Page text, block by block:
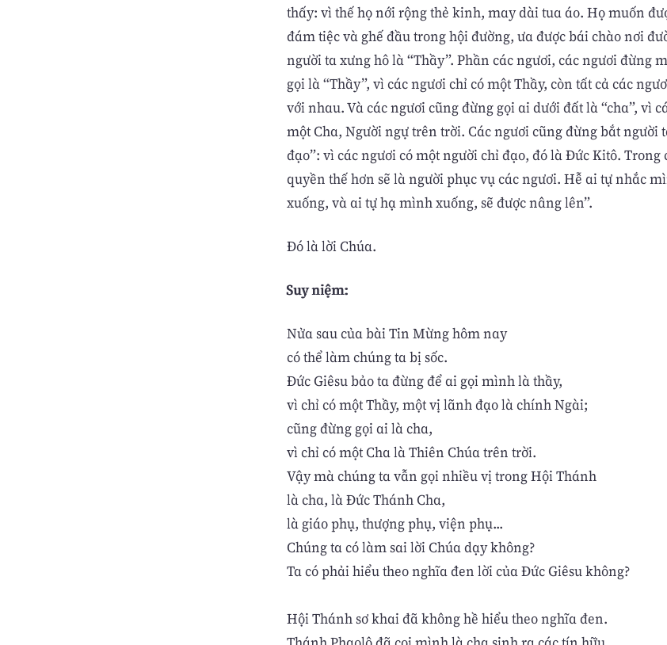
thấy: vì thế họ nới rộng thẻ kinh, may dài tua áo. Họ muốn
đám tiệc và ghế đầu trong hội đường, ưa được bái chào nơi
người ta xưng hô là “Thầy”. Phần các ngươi, các ngươi đừng
gọi là “Thầy”, vì các ngươi chỉ có một Thầy, còn tất cả các
với nhau. Và các ngươi cũng đừng gọi ai dưới đất là “cha”, vì
một Cha, Người ngự trên trời. Các ngươi cũng đừng bắt người
đạo”: vì các ngươi có một người chỉ đạo, đó là Ðức Kitô. Trong
quyền thế hơn sẽ là người phục vụ các ngươi. Hễ ai tự nhắc
xuống, và ai tự hạ mình xuống, sẽ được nâng lên”.
Ðó là lời Chúa.
Suy niệm:
Nửa sau của bài Tin Mừng hôm nay
có thể làm chúng ta bị sốc.
Ðức Giêsu bảo ta đừng để ai gọi mình là thầy,
vì chỉ có một Thầy, một vị lãnh đạo là chính Ngài;
cũng đừng gọi ai là cha,
vì chỉ có một Cha là Thiên Chúa trên trời.
Vậy mà chúng ta vẫn gọi nhiều vị trong Hội Thánh
là cha, là Ðức Thánh Cha,
là giáo phụ, thượng phụ, viện phụ...
Chúng ta có làm sai lời Chúa dạy không?
Ta có phải hiểu theo nghĩa đen lời của Ðức Giêsu không?
Hội Thánh sơ khai đã không hề hiểu theo nghĩa đen.